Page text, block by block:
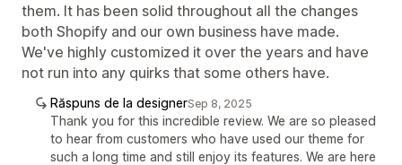
them. It has been solid throughout all the changes
both Shopify and our own business have made.
We've highly customized it over the years and have
not run into any quirks that some others have.
Răspuns de la designerSep 8, 2025
Thank you for this incredible review. We are so pleased
to hear from customers who have used our theme for
such a long time and still enjoy its features. We are here